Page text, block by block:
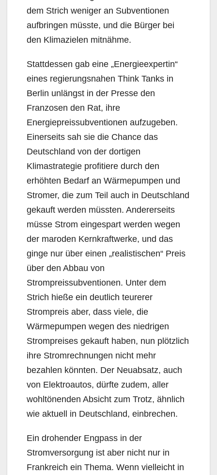
dem Strich weniger an Subventionen
aufbringen müsste, und die Bürger bei
den Klimazielen mitnähme.
Stattdessen gab eine „Energieexpertin“
eines regierungsnahen Think Tanks in
Berlin unlängst in der Presse den
Franzosen den Rat, ihre
Energiepreissubventionen aufzugeben.
Einerseits sah sie die Chance das
Deutschland von der dortigen
Klimastrategie profitiere durch den
erhöhten Bedarf an Wärmepumpen und
Stromer, die zum Teil auch in Deutschland
gekauft werden müssten. Andererseits
müsse Strom eingespart werden wegen
der maroden Kernkraftwerke, und das
ginge nur über einen „realistischen“ Preis
über den Abbau von
Strompreissubventionen. Unter dem
Strich hieße ein deutlich teurerer
Strompreis aber, dass viele, die
Wärmepumpen wegen des niedrigen
Strompreises gekauft haben, nun plötzlich
ihre Stromrechnungen nicht mehr
bezahlen könnten. Der Neuabsatz, auch
von Elektroautos, dürfte zudem, aller
wohltönenden Absicht zum Trotz, ähnlich
wie aktuell in Deutschland, einbrechen.
Ein drohender Engpass in der
Stromversorgung ist aber nicht nur in
Frankreich ein Thema. Wenn vielleicht in